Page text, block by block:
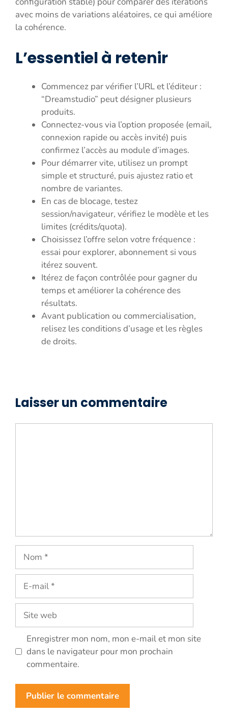
avec moins de variations aléatoires, ce qui améliore
la cohérence.
L’essentiel à retenir
Commencez par vérifier l’URL et l’éditeur :
“Dreamstudio” peut désigner plusieurs
produits.
Connectez-vous via l’option proposée (email,
connexion rapide ou accès invité) puis
confirmez l’accès au module d’images.
Pour démarrer vite, utilisez un prompt
simple et structuré, puis ajustez ratio et
nombre de variantes.
En cas de blocage, testez
session/navigateur, vérifiez le modèle et les
limites (crédits/quota).
Choisissez l’offre selon votre fréquence :
essai pour explorer, abonnement si vous
itérez souvent.
Itérez de façon contrôlée pour gagner du
temps et améliorer la cohérence des
résultats.
Avant publication ou commercialisation,
relisez les conditions d’usage et les règles
de droits.
Laisser un commentaire
Nom
mail
Site
web
Enregistrer mon nom, mon e-mail et mon site
dans le navigateur pour mon prochain
commentaire.